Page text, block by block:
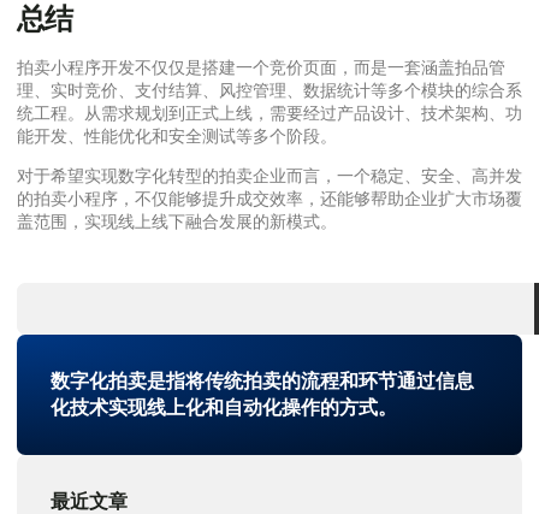
总结
拍卖小程序开发不仅仅是搭建一个竞价页面，而是一套涵盖拍品管
理、实时竞价、支付结算、风控管理、数据统计等多个模块的综合系
统工程。从需求规划到正式上线，需要经过产品设计、技术架构、功
能开发、性能优化和安全测试等多个阶段。
对于希望实现数字化转型的拍卖企业而言，一个稳定、安全、高并发
的拍卖小程序，不仅能够提升成交效率，还能够帮助企业扩大市场覆
盖范围，实现线上线下融合发展的新模式。
数字化拍卖是指将传统拍卖的流程和环节通过信息
化技术实现线上化和自动化操作的方式。
最近文章